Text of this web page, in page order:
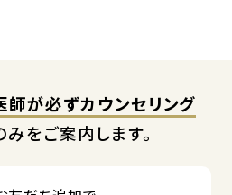
師が必ずカウンセリング
をご案内します。